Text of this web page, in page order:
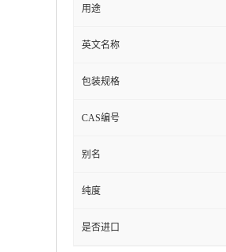
用途
英文名称
包装规格
CAS编号
别名
纯度
是否进口